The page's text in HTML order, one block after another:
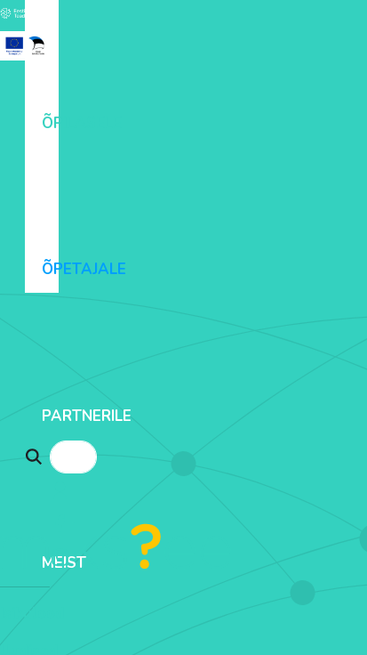
ÕPILASELE
ÕPETAJALE
PARTNERILE
MEIST